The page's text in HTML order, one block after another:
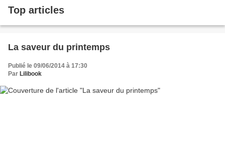
Top articles
La saveur du printemps
Publié le 09/06/2014 à 17:30
Par Lilibook